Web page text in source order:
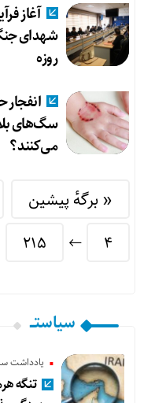
آغاز
روزه‌
سگ‌های
می‌کنند؟
« برگه‌ٔ پیشین
4
215
سیاستـــ
یادداشت
تنگه